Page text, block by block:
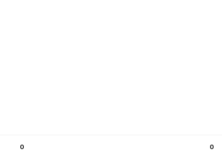
0 0